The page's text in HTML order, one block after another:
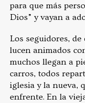
para que más
Dios” y vayan a
Los seguidores,
lucen animados
muchos llegan a
carros, todos
iglesia y la nueva,
enfrente. En la